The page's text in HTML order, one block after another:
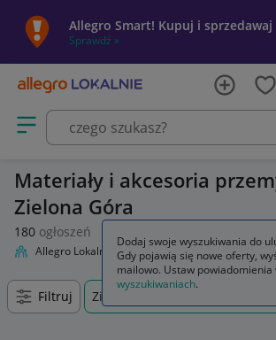
Allegro Smart! Kupuj i sprzedawaj
Sprawdź »
Otwórz menu z kategoriami
Materiały i akcesoria
Zielona Góra
180 ogłoszeń
Allegro Lokalnie Firma i usługi Przemysł
Filtruj Zielona Góra, Lubuskie, +0 km
Dodaj swoje wyszukiwania do
Gdy pojawią się nowe oferty,
mailowo. Ustaw powiadomienia
wyszukiwaniach.